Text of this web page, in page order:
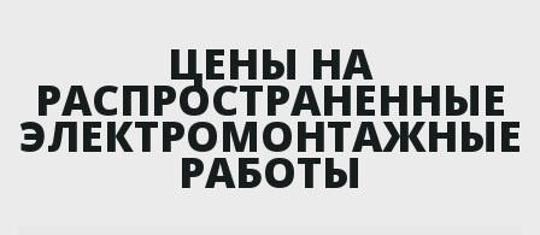
ЦЕНЫ НА
РАСПРОСТРАНЕННЫЕ
ЭЛЕКТРОМОНТАЖНЫЕ
РАБОТЫ